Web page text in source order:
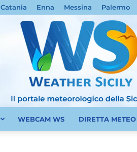
Catania Enna Messina Palermo
WEBCAM WS DIRETTA METEO